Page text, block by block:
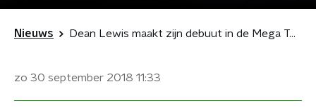
Nieuws Dean Lewis maakt zijn debuut in de Mega Top 50
zo 30 september 2018 11:33